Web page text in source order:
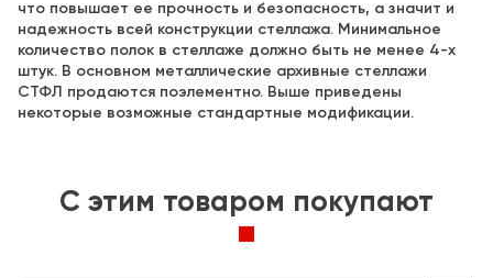
что повышает ее прочность и безопасность, а значит и
надежность всей конструкции стеллажа. Минимальное
количество полок в стеллаже должно быть не менее 4-х
штук. В основном металлические архивные стеллажи
СТФЛ продаются поэлементно. Выше приведены
некоторые возможные стандартные модификации.
C этим товаром покупают